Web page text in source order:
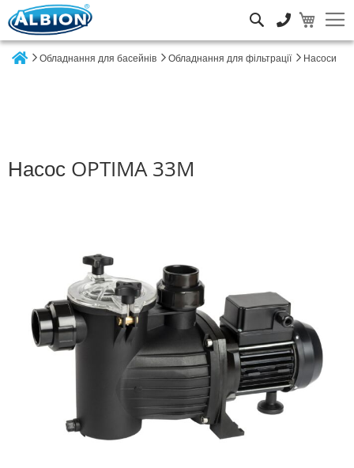
Обладнання для басейнів Обладнання для фільтрації Насоси
Насос OPTIMA 33M